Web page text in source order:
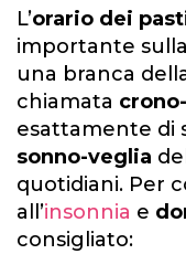
L’orario dei
importante sulla
una branca
chiamata
esattamente di
sonno-veglia
quotidiani. Per
all’insonnia e
consigliato: